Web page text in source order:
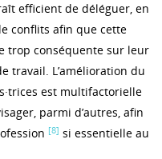
efficient de déléguer, en
conflits afin que cette
trop conséquente sur leur
travail. L’amélioration du
est multifactorielle
parmi d’autres, afin
[8] si essentielle au